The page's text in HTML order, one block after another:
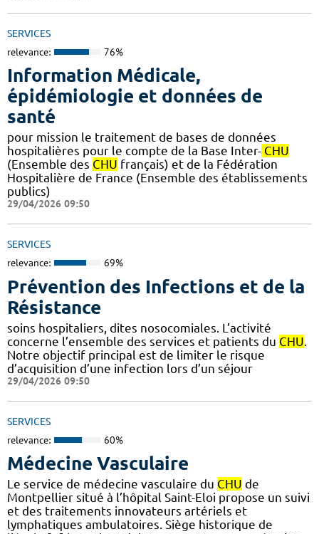
SERVICES
relevance: 76%
Information Médicale,
épidémiologie et données de
santé
pour mission le traitement de bases de données
hospitalières pour le compte de la Base Inter- CHU
(Ensemble des CHU français) et de la Fédération
Hospitalière de France (Ensemble des établissements
publics)
29/04/2026 09:50
SERVICES
relevance: 69%
Prévention des Infections et de la
Résistance
soins hospitaliers, dites nosocomiales. L’activité
concerne l’ensemble des services et patients du CHU.
Notre objectif principal est de limiter le risque
d’acquisition d’une infection lors d’un séjour
29/04/2026 09:50
SERVICES
relevance: 60%
Médecine Vasculaire
Le service de médecine vasculaire du CHU de
Montpellier situé à l’hôpital Saint-Eloi propose un suivi
et des traitements innovateurs artériels et
lymphatiques ambulatoires. Siège historique de